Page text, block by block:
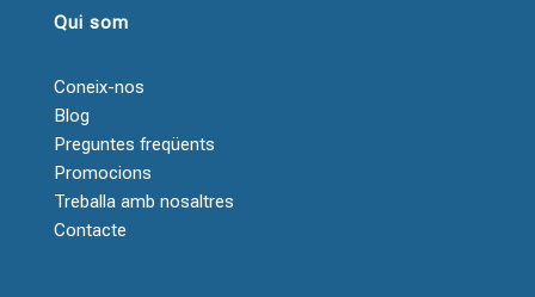
Qui som
Coneix-nos
Blog
Preguntes freqüents
Promocions
Treballa amb nosaltres
Contacte